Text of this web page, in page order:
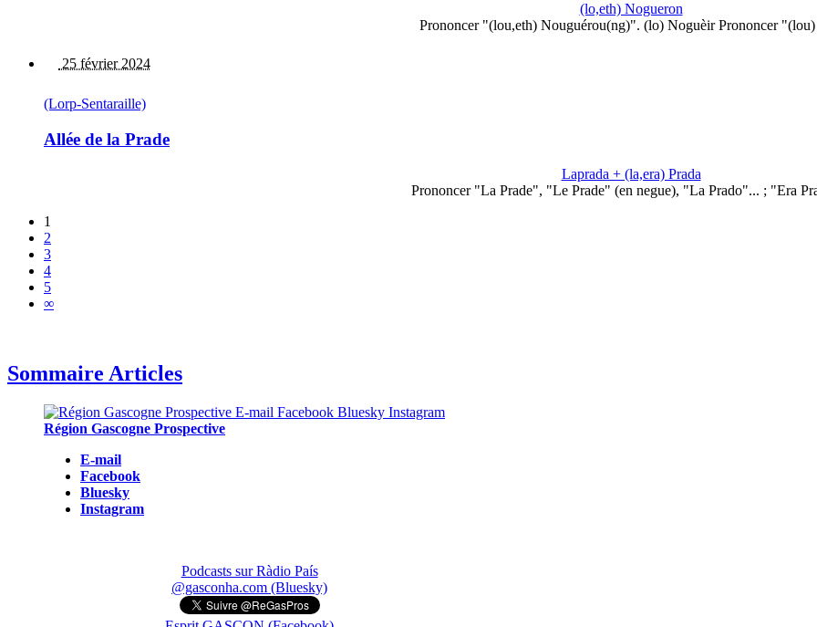
(lo,eth) Nogueron
Prononcer "(lou,eth) Nouguérou(ng)". (lo) Noguèir Prononcer
25 février 2024
(Lorp-Sentaraille)
Allée de la Prade
Laprada + (la,era) Prada
Prononcer "La Prade", "Le Prade" (en negue), "La Prado"... ; "Era
1
2
3
4
5
∞
Sommaire Articles
Région Gascogne Prospective
E-mail
Facebook
Bluesky
Instagram
Podcasts sur Ràdio País
@gasconha.com (Bluesky)